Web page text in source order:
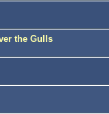
the Gulls